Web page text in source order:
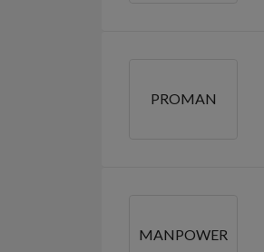
PROMAN
MANPOWER